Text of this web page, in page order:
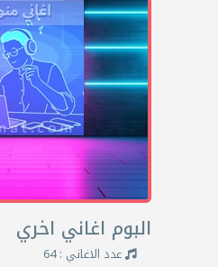
البوم اغاني اخري
عدد الاغاني : 64